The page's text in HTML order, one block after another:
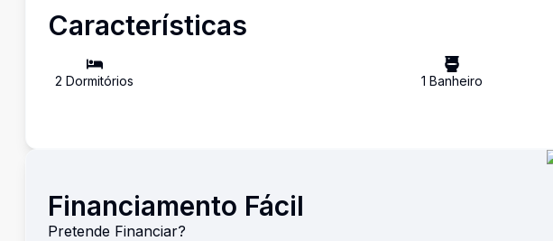
Características
2 Dormitórios 1 Banheiro
Financiamento Fácil
Pretende Financiar?